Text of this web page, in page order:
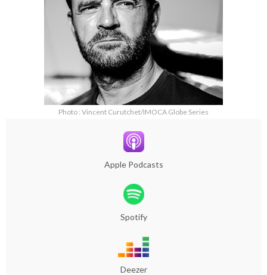
Photo : Vincent Curutchet/IMOCA Globe Series
Apple Podcasts
Spotify
Deezer